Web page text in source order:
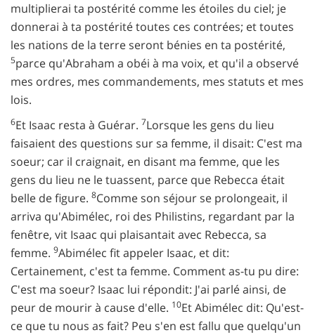
multiplierai ta postérité comme les étoiles du ciel; je
donnerai à ta postérité toutes ces contrées; et toutes
les nations de la terre seront bénies en ta postérité,
5parce qu'Abraham a obéi à ma voix, et qu'il a observé
mes ordres, mes commandements, mes statuts et mes
lois.
6Et Isaac resta à Guérar. 7Lorsque les gens du lieu
faisaient des questions sur sa femme, il disait: C'est ma
soeur; car il craignait, en disant ma femme, que les
gens du lieu ne le tuassent, parce que Rebecca était
belle de figure. 8Comme son séjour se prolongeait, il
arriva qu'Abimélec, roi des Philistins, regardant par la
fenêtre, vit Isaac qui plaisantait avec Rebecca, sa
femme. 9Abimélec fit appeler Isaac, et dit:
Certainement, c'est ta femme. Comment as-tu pu dire:
C'est ma soeur? Isaac lui répondit: J'ai parlé ainsi, de
peur de mourir à cause d'elle. 10Et Abimélec dit: Qu'est-
ce que tu nous as fait? Peu s'en est fallu que quelqu'un